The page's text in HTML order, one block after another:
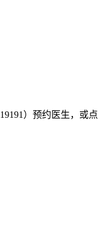
）预约医生，或点